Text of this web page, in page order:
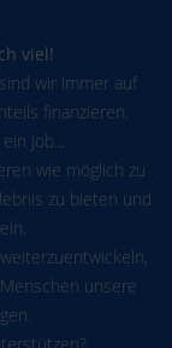
viel!
wir immer auf
finanzieren.
Job...
wie möglich zu
zu bieten und
unsere